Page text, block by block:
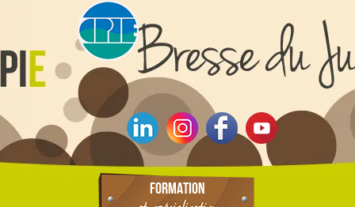
FORMATION